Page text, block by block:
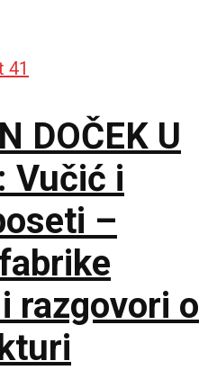
41
DOČEK U
Vučić i
–
razgovori o